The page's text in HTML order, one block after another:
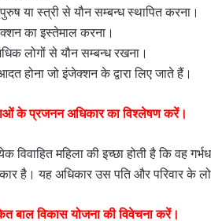
या स्त्री से यौन सम्बन्ध स्थापित करना।
का इस्तेमाल करना।
लोगों से यौन सम्बन्ध रखना।
होना जो इंजेक्शन के द्वारा लिए जाते हैं।
के प्रजनन अधिकार का विश्लेषण करें।
विवाहित महिला की इच्छा होती है कि वह
है। यह अधिकार उस पति और परिवार के
बाल विकास योजना की विवेचना करें।